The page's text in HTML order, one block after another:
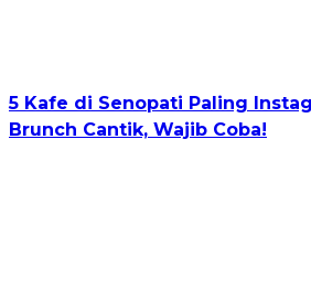
5 Kafe di Senopati Paling
Brunch Cantik, Wajib Coba!